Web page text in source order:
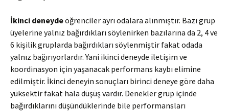
İkinci deneydeöğrenciler ayrı odalara alınmıştır. Bazı grup
üyelerine yalnız bağırdıkları söylenirken bazılarına da 2, 4 ve
6 kişilik gruplarda bağırdıkları söylenmiştir fakat odada
yalnız bağırıyorlardır. Yani ikinci deneyde iletişim ve
koordinasyon için yaşanacak performans kaybı elimine
edilmiştir. İkinci deneyin sonuçları birinci deneye göre daha
yüksektir fakat hala düşüş vardır. Denekler grup içinde
bağırdıklarını düşündüklerinde bile performansları